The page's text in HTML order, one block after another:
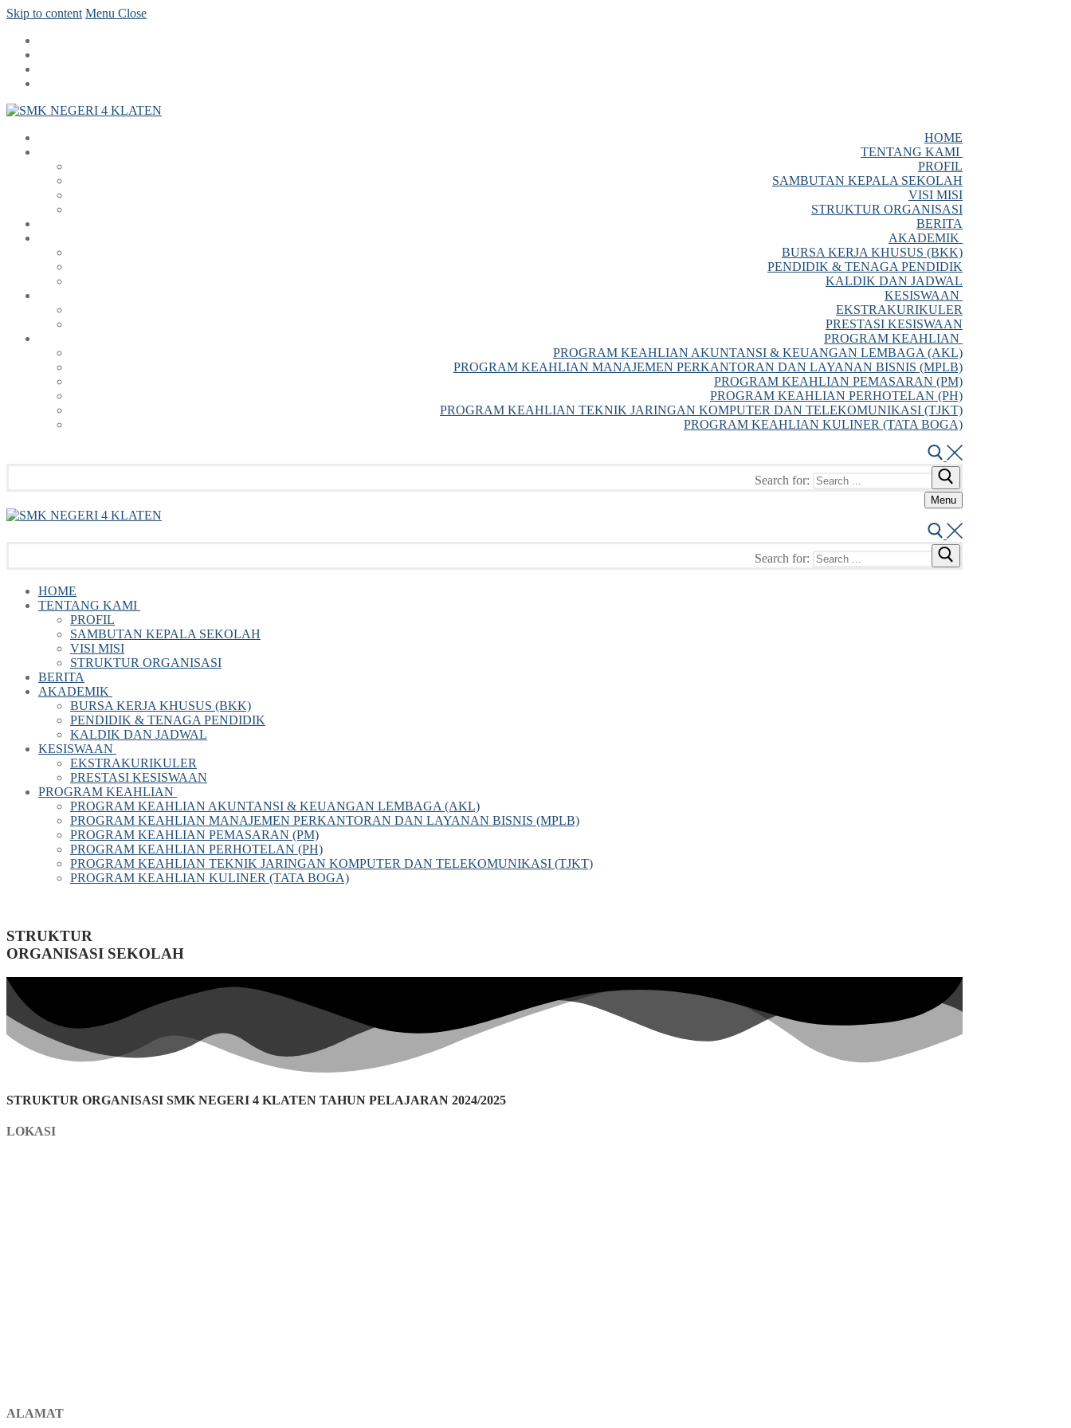
Skip to content Menu Close
HOME
TENTANG KAMI
PROFIL
SAMBUTAN KEPALA SEKOLAH
VISI MISI
STRUKTUR ORGANISASI
BERITA
AKADEMIK
BURSA KERJA KHUSUS (BKK)
PENDIDIK & TENAGA PENDIDIK
KALDIK DAN JADWAL
KESISWAAN
EKSTRAKURIKULER
PRESTASI KESISWAAN
PROGRAM KEAHLIAN
PROGRAM KEAHLIAN AKUNTANSI & KEUANGAN LEMBAGA (AKL)
PROGRAM KEAHLIAN MANAJEMEN PERKANTORAN DAN LAYANAN BISNIS (MPLB)
PROGRAM KEAHLIAN PEMASARAN (PM)
PROGRAM KEAHLIAN PERHOTELAN (PH)
PROGRAM KEAHLIAN TEKNIK JARINGAN KOMPUTER DAN TELEKOMUNIKASI (TJKT)
PROGRAM KEAHLIAN KULINER (TATA BOGA)
Search for:
Menu
Search for:
HOME
TENTANG KAMI
PROFIL
SAMBUTAN KEPALA SEKOLAH
VISI MISI
STRUKTUR ORGANISASI
BERITA
AKADEMIK
BURSA KERJA KHUSUS (BKK)
PENDIDIK & TENAGA PENDIDIK
KALDIK DAN JADWAL
KESISWAAN
EKSTRAKURIKULER
PRESTASI KESISWAAN
PROGRAM KEAHLIAN
PROGRAM KEAHLIAN AKUNTANSI & KEUANGAN LEMBAGA (AKL)
PROGRAM KEAHLIAN MANAJEMEN PERKANTORAN DAN LAYANAN BISNIS (MPLB)
PROGRAM KEAHLIAN PEMASARAN (PM)
PROGRAM KEAHLIAN PERHOTELAN (PH)
PROGRAM KEAHLIAN TEKNIK JARINGAN KOMPUTER DAN TELEKOMUNIKASI (TJKT)
PROGRAM KEAHLIAN KULINER (TATA BOGA)
STRUKTUR
ORGANISASI SEKOLAH
STRUKTUR ORGANISASI SMK NEGERI 4 KLATEN TAHUN PELAJARAN 2024/2025
LOKASI
ALAMAT